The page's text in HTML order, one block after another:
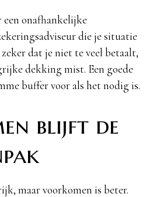
een onafhankelijke
die je situatie
dat je niet te veel betaalt,
dekking mist. Een goede
buffer voor als het nodig is.
blijft de
maar voorkomen is beter.